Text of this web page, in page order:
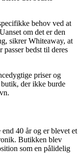
behov ved at
om det er den
sikrer Whiteaway, at
bedst til deres
priser og
der ikke burde
40 år og er blevet et
Butikken blev
som en pålidelig